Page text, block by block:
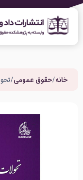
خانه/حقوق عمومی/